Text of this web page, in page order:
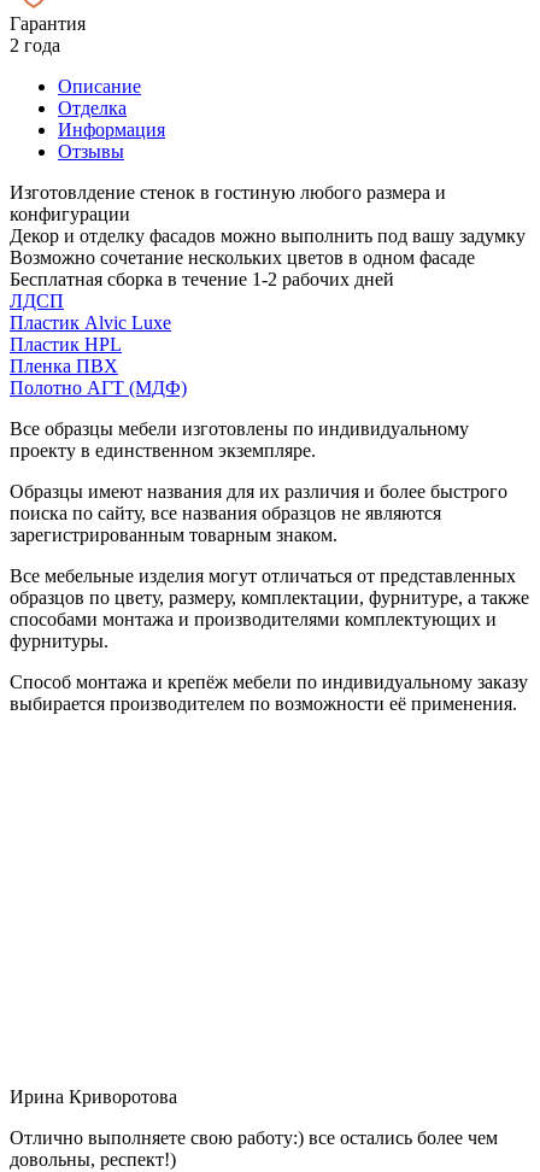
Гарантия
2 года
Описание
Отделка
Информация
Отзывы
Изготовлдение стенок в гостиную любого размера и
конфигурации
Декор и отделку фасадов можно выполнить под вашу задумку
Возможно сочетание нескольких цветов в одном фасаде
Бесплатная сборка в течение 1-2 рабочих дней
ЛДСП
Пластик Alvic Luxe
Пластик HPL
Пленка ПВХ
Полотно АГТ (МДФ)
Все образцы мебели изготовлены по индивидуальному
проекту в единственном экземпляре.
Образцы имеют названия для их различия и более быстрого
поиска по сайту, все названия образцов не являются
зарегистрированным товарным знаком.
Все мебельные изделия могут отличаться от представленных
образцов по цвету, размеру, комплектации, фурнитуре, а также
способами монтажа и производителями комплектующих и
фурнитуры.
Способ монтажа и крепёж мебели по индивидуальному заказу
выбирается производителем по возможности её применения.
Ирина Криворотова
Отлично выполняете свою работу:) все остались более чем
довольны, респект!)